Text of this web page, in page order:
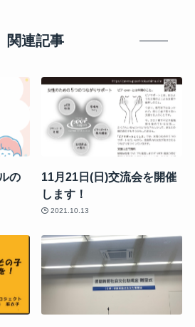
関連記事
の
11月21日(日)交流会を開催
します！
2021.10.13